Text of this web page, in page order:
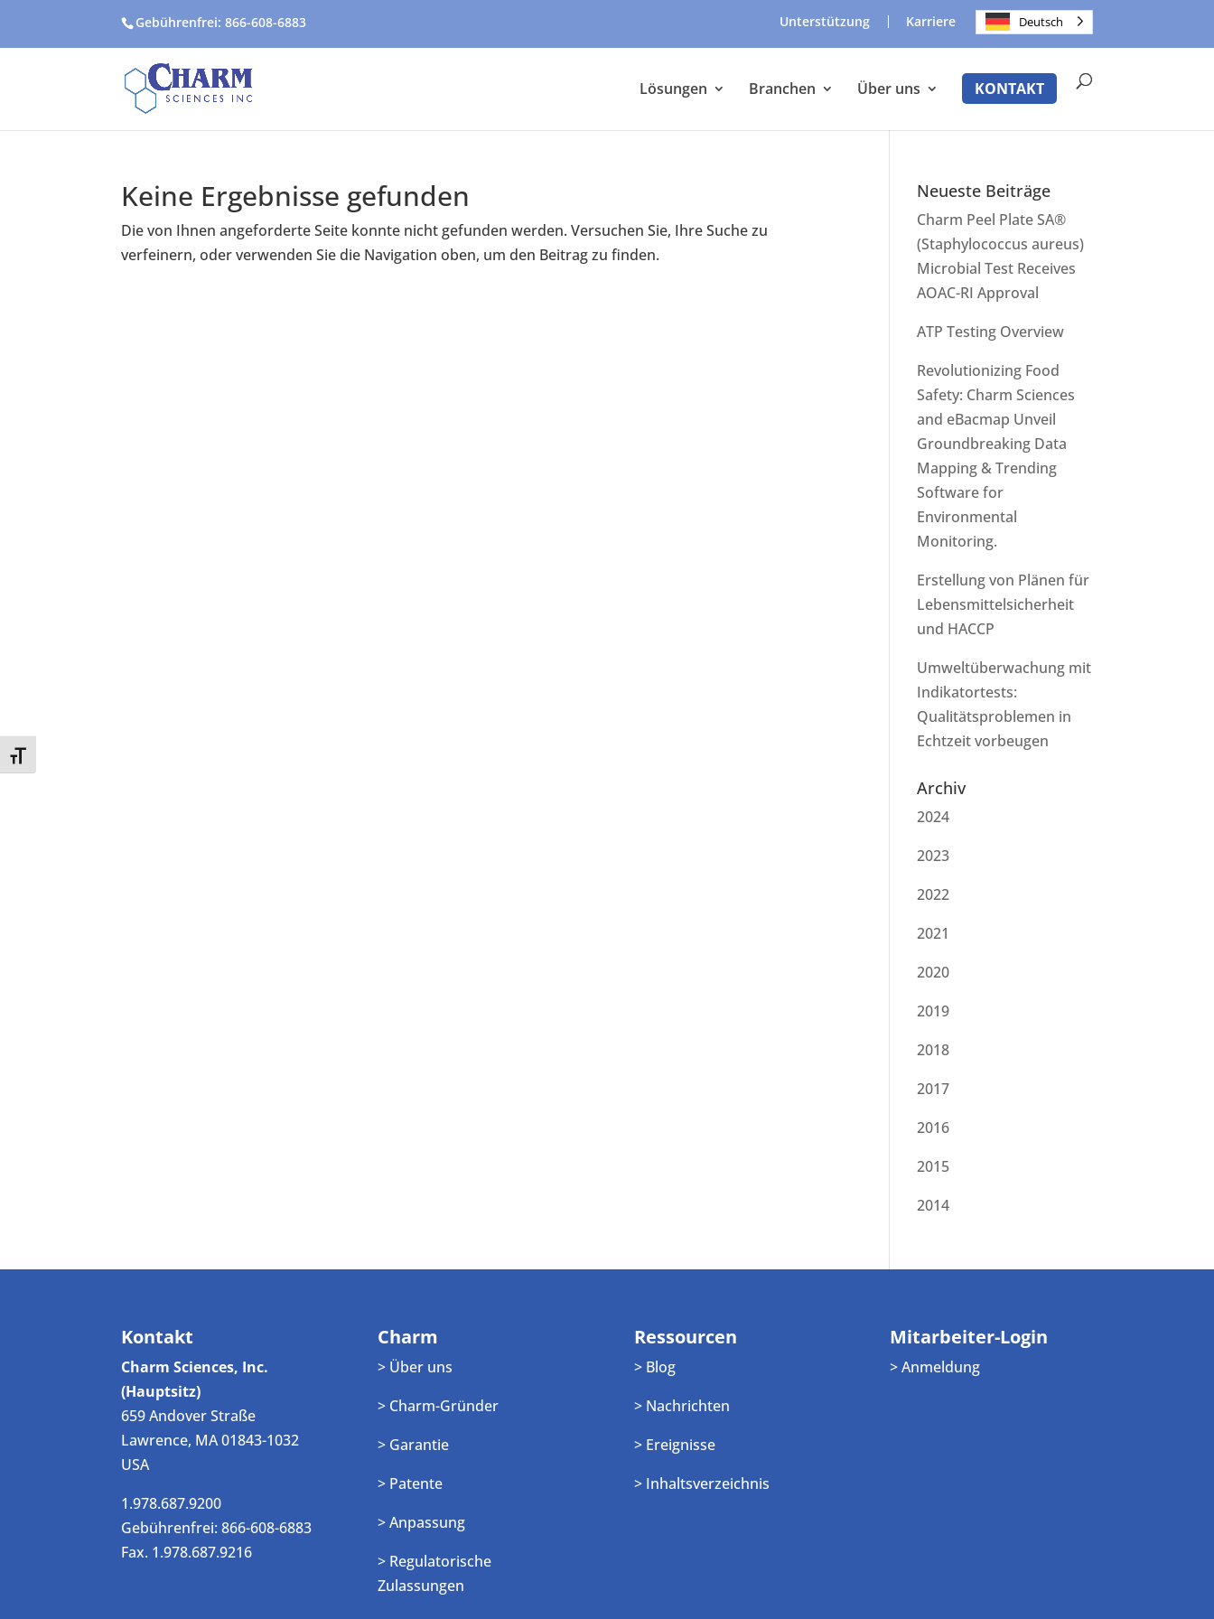
Toggle Font size
Gebührenfrei: 866-608-6883 Unterstützung Karriere Deutsch
Lösungen Branchen Über uns KONTAKT
Keine Ergebnisse gefunden
Die von Ihnen angeforderte Seite konnte nicht gefunden werden. Versuchen Sie, Ihre Suche zu
verfeinern, oder verwenden Sie die Navigation oben, um den Beitrag zu finden.
Neueste Beiträge
Charm Peel Plate SA®
(Staphylococcus aureus)
Microbial Test Receives
AOAC-RI Approval
ATP Testing Overview
Revolutionizing Food
Safety: Charm Sciences
and eBacmap Unveil
Groundbreaking Data
Mapping & Trending
Software for
Environmental
Monitoring.
Erstellung von Plänen für
Lebensmittelsicherheit
und HACCP
Umweltüberwachung mit
Indikatortests:
Qualitätsproblemen in
Echtzeit vorbeugen
Archiv
2024
2023
2022
2021
2020
2019
2018
2017
2016
2015
2014
Kontakt
Charm Sciences, Inc.
(Hauptsitz)
659 Andover Straße
Lawrence, MA 01843-1032
USA
1.978.687.9200
Gebührenfrei: 866-608-6883
Fax. 1.978.687.9216
Charm
> Über uns
> Charm-Gründer
> Garantie
> Patente
> Anpassung
> Regulatorische
Zulassungen
Ressourcen
> Blog
> Nachrichten
> Ereignisse
> Inhaltsverzeichnis
Mitarbeiter-Login
> Anmeldung